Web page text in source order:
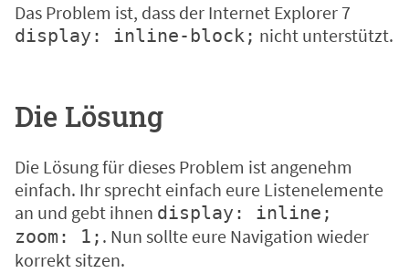
Das Problem ist, dass der Internet Explorer 7
display: inline-block; nicht unterstützt.
Die Lösung
Die Lösung für dieses Problem ist angenehm
einfach. Ihr sprecht einfach eure Listenelemente
an und gebt ihnen display: inline;
zoom: 1; . Nun sollte eure Navigation wieder
korrekt sitzen.